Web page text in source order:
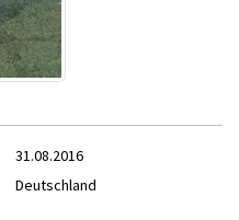
31.08.2016
Deutschland